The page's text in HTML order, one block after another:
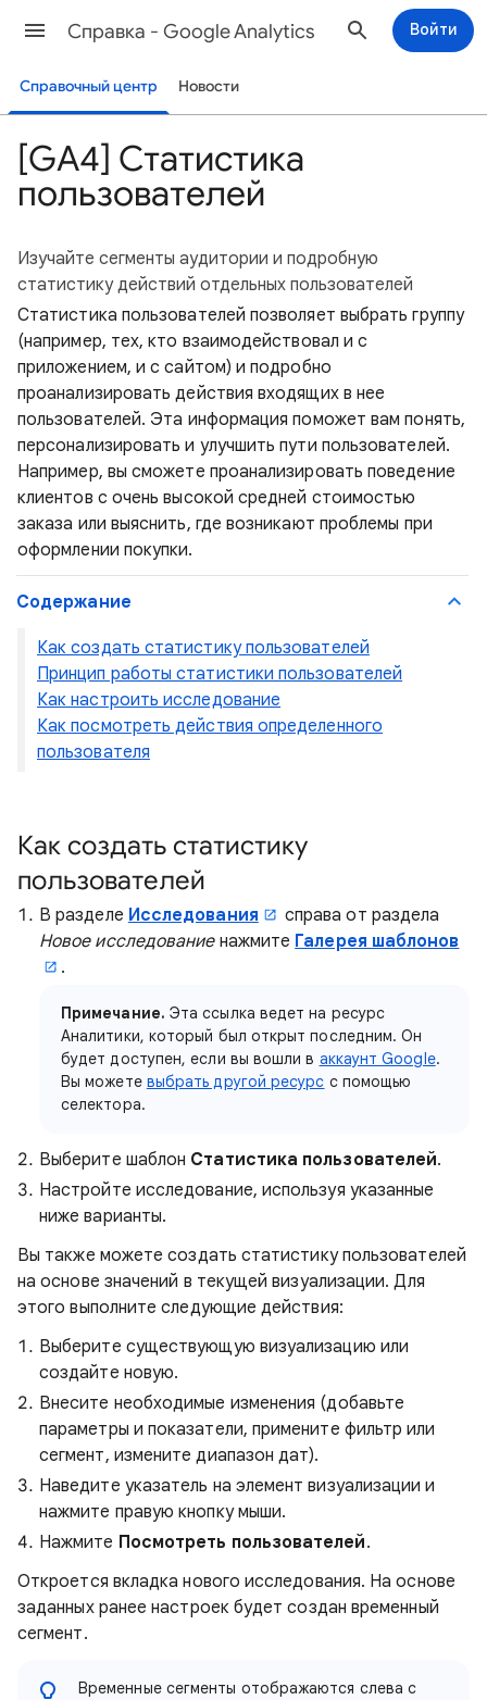
Cправка - Google Analytics Войти
Справочный центр Новости
[GA4] Статистика
пользователей
Изучайте сегменты аудитории и подробную
статистику действий отдельных пользователей
Статистика пользователей позволяет выбрать группу
(например, тех, кто взаимодействовал и с
приложением, и с сайтом) и подробно
проанализировать действия входящих в нее
пользователей. Эта информация поможет вам понять,
персонализировать и улучшить пути пользователей.
Например, вы сможете проанализировать поведение
клиентов с очень высокой средней стоимостью
заказа или выяснить, где возникают проблемы при
оформлении покупки.
Содержание
Как создать статистику пользователей
Принцип работы статистики пользователей
Как настроить исследование
Как посмотреть действия определенного
пользователя
Как создать статистику
пользователей
В разделе Исследования
справа от раздела
Новое исследованиенажмите Галерея шаблонов
.
Примечание. Эта ссылка ведет на ресурс
Аналитики, который был открыт последним. Он
будет доступен, если вы вошли в аккаунт Google.
Вы можете выбрать другой ресурс с помощью
селектора.
Выберите шаблон Статистика пользователей.
Настройте исследование, используя указанные
ниже варианты.
Вы также можете создать статистику пользователей
на основе значений в текущей визуализации. Для
этого выполните следующие действия:
Выберите существующую визуализацию или
создайте новую.
Внесите необходимые изменения (добавьте
параметры и показатели, примените фильтр или
сегмент, измените диапазон дат).
Наведите указатель на элемент визуализации и
нажмите правую кнопку мыши.
Нажмите Посмотреть пользователей.
Откроется вкладка нового исследования. На основе
заданных ранее настроек будет создан временный
сегмент.
Временные сегменты отображаются слева с